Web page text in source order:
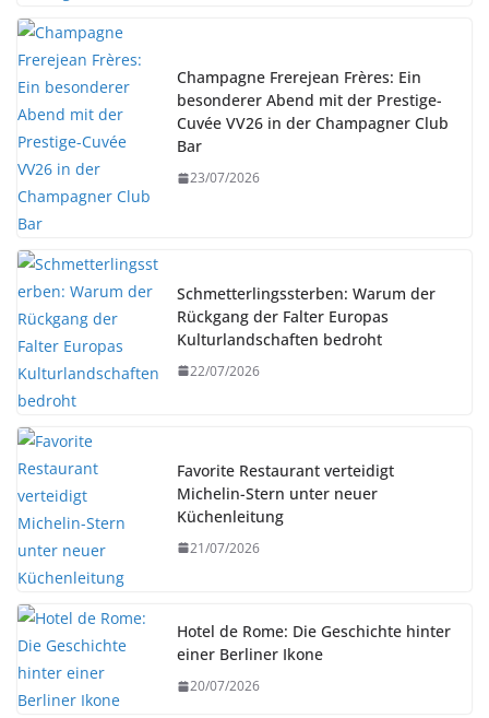
Champagne Frerejean Frères: Ein
besonderer Abend mit der Prestige-
Cuvée VV26 in der Champagner Club
Bar
23/07/2026
Schmetterlingssterben: Warum der
Rückgang der Falter Europas
Kulturlandschaften bedroht
22/07/2026
Favorite Restaurant verteidigt
Michelin-Stern unter neuer
Küchenleitung
21/07/2026
Hotel de Rome: Die Geschichte hinter
einer Berliner Ikone
20/07/2026